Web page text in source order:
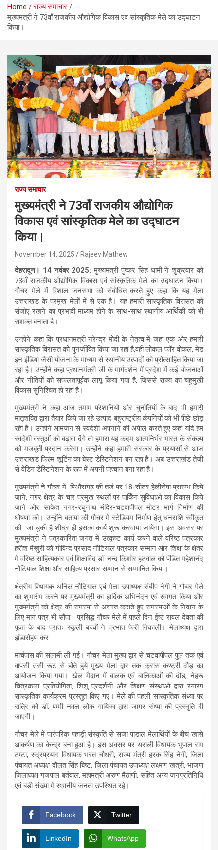
Home
राज्य समाचार
मुख्यमंत्री ने 73वॉं राजकीय औद्योगिक विकास एवं सांस्कृतिक मेले का उद्घाटन
किया।
राज्य समाचार
मुख्यमंत्री ने 73वॉं राजकीय औद्योगिक
विकास एवं सांस्कृतिक मेले का उद्घाटन
किया।
November 14, 2025 Rajeev Mathew
देहरादून। 14 नवंबर 2025: मुख्यमंत्री पुष्कर सिंह धामी ने शुक्रवार को
73वॉं राजकीय औद्योगिक विकास एवं सांस्कृतिक मेले का उद्घाटन किया।
गौचर मेले में विशाल जनसभा को संबोधित करते हुए कहा कि यह मेला
उत्तराखंड के प्रमुख मेलों में से एक है। यह हमारी सांस्कृतिक विरासत को
संजोए रखने का प्रभावी माध्यम होने के साथ-साथ स्थानीय आर्थिकी को भी
सशक्त बनाता है।
उन्होंने कहा कि प्रधानमंत्री नरेन्द्र मोदी के नेतृत्व में जहां एक ओर हमारी
सांस्कृतिक विरासत को पुनर्जीवित किया जा रहा है,वहीं लोकल फॉर वोकल, मेड
इन इंडिया जैसी योजना के माध्यम से स्थानीय उत्पादों को प्रोत्साहित किया जा
रहा है। उन्होंने कहा प्रधानमंत्री जी के मार्गदर्शन में प्रदेश में कई योजनाओं
और नीतियों को सफलतापूर्वक लागू किया गया है, जिससे राज्य का चहुमुखी
विकास सुनिश्चित हो रहा है।
मुख्यमंत्री ने कहा आज तमाम परेशानियों और चुनौतियों के बाद भी हमारी
मातृशक्ति द्वारा तैयार किये जा रहे उत्पाद बहुराष्ट्रीय कंपनियों को भी पीछे छोड़
रही है। उन्होंने आमजन से स्वदेशी अपनाने की अपील करते हुए कहा यदि हम
स्वदेशी वस्तुओं को बढ़ावा देंगे तो हमारा यह कदम आत्मनिर्भर भारत के संकल्प
को मजबूती प्रदान करेगा। उन्होंने कहा हमारी सरकार के प्रयासों से आज
उत्तराखंड फिल्म शूटिंग का बेस्ट डेस्टिनेशन बन रहा है। अब उत्तराखंड तेजी
से वेडिंग डेस्टिनेशन के रूप में अपनी पहचान बना रहा है।
मुख्यमंत्री ने गौचर में पिथौरागढ़ की तर्ज पर 18-सीटर हेलीसेवा प्रारम्भ किये
जाने, नगर क्षेत्र के चार प्रमुख स्थलों पर पार्किंग सुविधाओं का विकास किये
जाने और साकेत नगर-रघुनाथ मंदिर-चटवापीपल मोटर मार्ग निर्माण की
घोषणा की। उन्होंने बताया की गौचर में स्टेडियम निर्माण हेतु धनराशि स्वीकृत
की जा चुकी है शीघ्र ही इसका कार्य शुरू करवाया जायेगा। इस अवसर पर
मुख्यमंत्री ने पत्रकारिता जगत में उत्कृष्ट कार्य करने वाले वरिष्ठ पत्रकार
हरीश मैखुरी को गोविन्द प्रसाद नौटियाल पत्रकार सम्मान और शिक्षा के क्षेत्र
में वरिष्ठ साहित्यकार एवं शिक्षाविद डॉ. नन्द किशोर हटवाल को पंडित महेशानंद
नौटियाल शिक्षा और साहित्य प्रसार सम्मान से सम्मानित किया।
क्षेत्रीय विधायक अनिल नौटियाल एवं मेला उपाध्यक्ष संदीप नेगी ने गौचर मेले
का शुभारंभ करने पर मुख्यमंत्री का हार्दिक अभिनंदन एवं स्वागत किया और
मुख्यमंत्री को क्षेत्र की समस्या से अवगत कराते हुए समस्याओं के निदान के
लिए मांग पत्र भी सौंपा। प्रसिद्ध गौचर मेले में पहले दिन ईष्ट रावल देवता की
पूजा के बाद प्रातः स्कूली बच्चों ने प्रभात फेरी निकाली। मेलाध्यक्ष द्वारा
झंडारोहण कर
मार्चपास की सलामी ली गई। गौचर मेला मुख्य द्वार से चटवापीपल पुल तक एवं
वापसी उसी रूट से होते हुये मुख्य मेला द्वार तक क्रास कण्ट्री दौड़ का
आयोजन किया गया। खेल मैदान में बालक एवं बालिकाओं की दौड़, नेहरू
चित्रकला प्रतियोगिता, शिशु प्रदर्शनी और शिक्षण संस्थाओं द्वारा रंगारंग
सांस्कृतिक कार्यक्रम प्रस्तुत किए गए। मेले की पहली सांस्कृतिक संध्या पर
रात्रि को डॉ. पम्मी नवल लोक गायिका द्वारा जागर संध्या की प्रस्तुति दी
जाएगी।
गौचर मेले में पारंपरिक पहाड़ी संस्कृति से सजा पांडाल मेलार्थियों के बीच खासे
आकर्षण का केन्द्र बना हुआ है। इस अवसर पर थराली विधायक भूपाल राम
टम्टा, रुद्रप्रयाग विधायक भरत चौधरी, राज्य मंत्री हरक सिंह नेगी, जिला
पंचायत अध्यक्ष दौलत सिंह बिष्ट, जिला पंचायत उपाध्यक्ष लक्ष्मण खत्री, भाजपा
जिलाध्यक्ष गजपाल बर्तवाल, महामंत्री अरुण मैठाणी, सहित अन्य जनप्रतिनिधि
एवं बड़ी संख्या में स्थानीय जनता उपस्थित रहे।
Facebook Twitter
LinkedIn WhatsApp